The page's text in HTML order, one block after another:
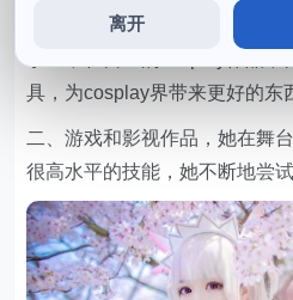
离开
技能水平。能够很好地诠释角
具，为cosplay界带来更好的东
二、游戏和影视作品，她在舞
很高水平的技能，她不断地尝